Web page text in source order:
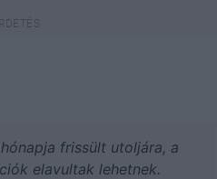
frissült utoljára, a
elavultak lehetnek.